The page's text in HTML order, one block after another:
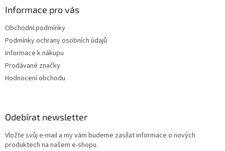
Informace pro vás
Obchodní podmínky
Podmínky ochrany osobních údajů
Informace k nákupu
Prodávané značky
Hodnocení obchodu
Odebírat newsletter
Vložte svůj e-mail a my vám budeme zasílat informace o nových
produktech na našem e-shopu.